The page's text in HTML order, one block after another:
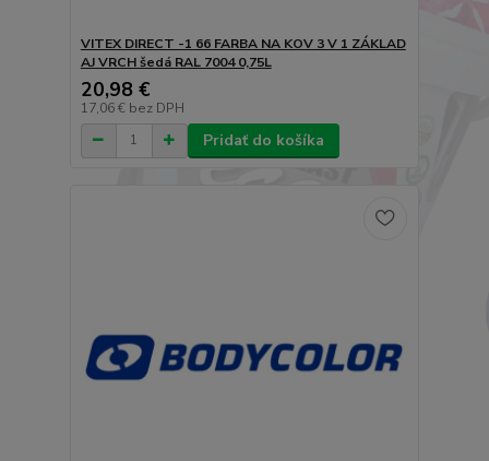
VITEX DIRECT -1 66 FARBA NA KOV 3 V 1 ZÁKLAD
AJ VRCH šedá RAL 7004 0,75L
20,98 €
17,06 € bez DPH
Pridať do košíka